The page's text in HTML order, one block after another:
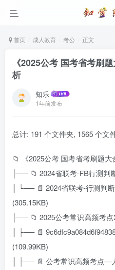
首页 成人教育 考公 正文
《2025公考 国考省考刷
析
知乐
1年前发布
总计: 191 个文件夹, 1565 个文
📁 《2025公考 国考省考刷题
├── 📁 2024省联考-FB行测判
│ └── 📄 2024省联考-行测判
(305.15KB)
├── 📁 2025公考常识高频考点
│ ├── 📄
(109.99KB)
│ ├── 📄 公考常识高频考点—